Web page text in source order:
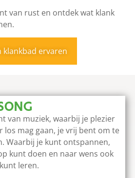
van rust en ontdek wat klank
klankbad ervaren
van muziek, waarbij je plezier
los mag gaan, je vrij bent om te
Waarbij je kunt ontspannen,
kunt doen en naar wens ook
leren.